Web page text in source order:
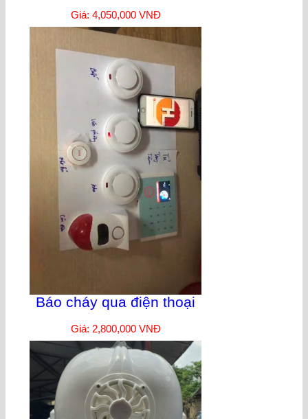
Giá: 4,050,000 VNĐ
Báo cháy qua điện thoại
Giá: 2,800,000 VNĐ